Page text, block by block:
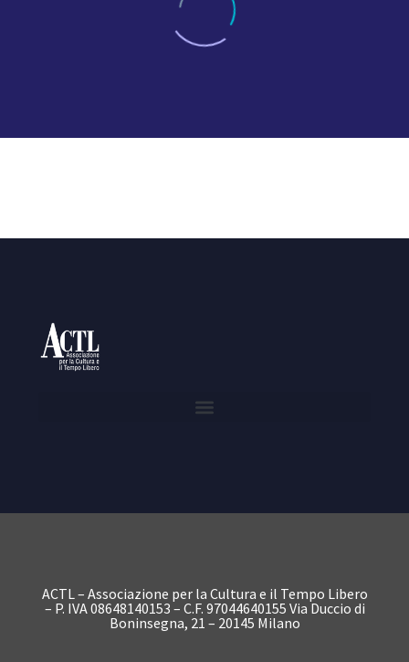
ACTL – Associazione per la Cultura e il Tempo Libero
– P. IVA 08648140153 – C.F. 97044640155 Via Duccio di
Boninsegna, 21 – 20145 Milano